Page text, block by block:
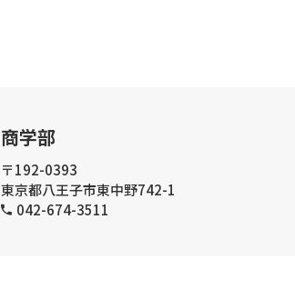
商学部
〒192-0393
東京都八王子市東中野742-1
042-674-3511